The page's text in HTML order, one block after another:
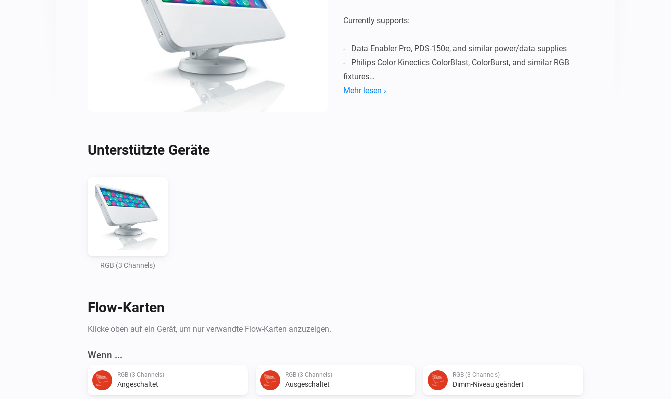
Currently supports:
-   Data Enabler Pro, PDS-150e, and similar power/data supplies
-   Philips Color Kinectics ColorBlast, ColorBurst, and similar RGB
fixtures
-   Automatic discovery of power/data supplies and light fixtures
Mehr lesen ›
Unterstützte Geräte
RGB (3 Channels)
Flow-Karten
Klicke oben auf ein Gerät, um nur verwandte Flow-Karten anzuzeigen.
Wenn ...
RGB (3 Channels)
Angeschaltet
RGB (3 Channels)
Ausgeschaltet
RGB (3 Channels)
Dimm-Niveau geändert